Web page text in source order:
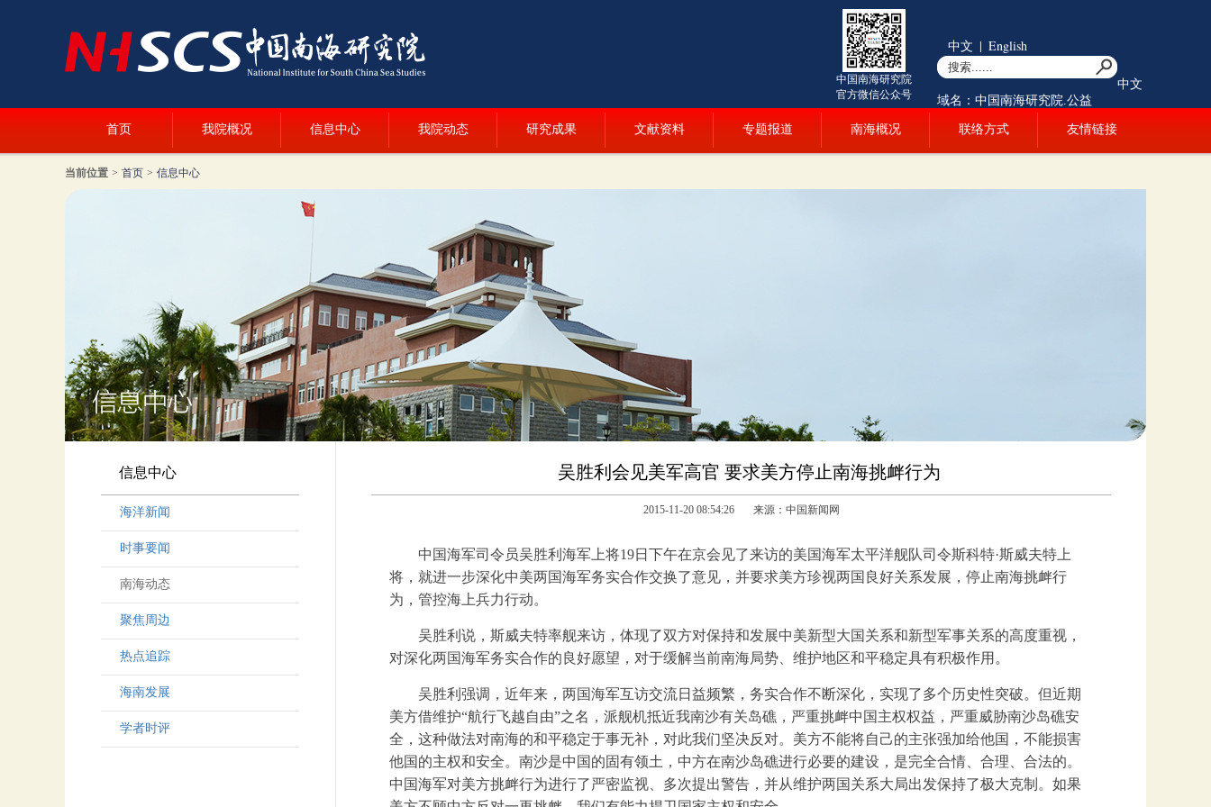
中国南海研究院
官方微信公众号
中文 | English
中文
域名：中国南海研究院.公益
首页 我院概况 信息中心 我院动态 研究成果 文献资料 专题报道 南海概况 联络方式 友情链接
当前位置 > 首页 > 信息中心
信息中心
海洋新闻
时事要闻
南海动态
聚焦周边
热点追踪
海南发展
学者时评
吴胜利会见美军高官 要求美方停止南海挑衅行为
2015-11-20 08:54:26 来源：中国新闻网
中国海军司令员吴胜利海军上将19日下午在京会见了来访的美国海军太平洋舰队司令斯科特·斯威夫特上
将，就进一步深化中美两国海军务实合作交换了意见，并要求美方珍视两国良好关系发展，停止南海挑衅行
为，管控海上兵力行动。
吴胜利说，斯威夫特率舰来访，体现了双方对保持和发展中美新型大国关系和新型军事关系的高度重视，
对深化两国海军务实合作的良好愿望，对于缓解当前南海局势、维护地区和平稳定具有积极作用。
吴胜利强调，近年来，两国海军互访交流日益频繁，务实合作不断深化，实现了多个历史性突破。但近期
美方借维护“航行飞越自由”之名，派舰机抵近我南沙有关岛礁，严重挑衅中国主权权益，严重威胁南沙岛礁安
全，这种做法对南海的和平稳定于事无补，对此我们坚决反对。美方不能将自己的主张强加给他国，不能损害
他国的主权和安全。南沙是中国的固有领土，中方在南沙岛礁进行必要的建设，是完全合情、合理、合法的。
中国海军对美方挑衅行为进行了严密监视、多次提出警告，并从维护两国关系大局出发保持了极大克制。如果